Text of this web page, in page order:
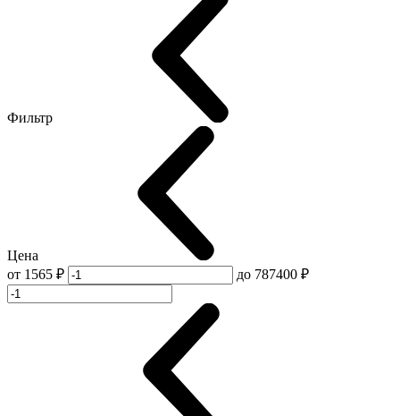
Фильтр
Цена
от 1565 ₽ до 787400 ₽